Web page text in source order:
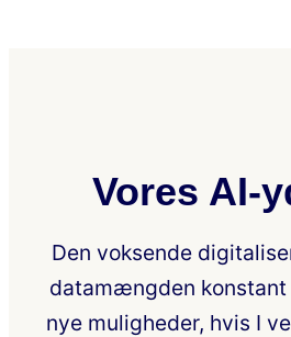
Vores AI-
Den voksende
datamængden konstant
nye muligheder, hvis I